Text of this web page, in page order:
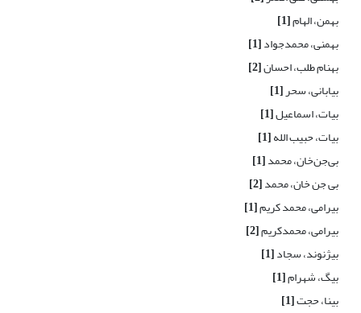
بهمن، الهام[1]
بهمنی، محمدجواد[1]
بهنام طلب، احسان[2]
بیابانی، سحر[1]
بیات، اسماعیل[1]
بیات، حبیب الله[1]
بی‌جن‌خان، محمد[1]
بی جن خان، محمد[2]
بیرامی، محمد کریم[1]
بیرامی، محمدکریم[2]
بیژنوند، سجاد[1]
بیگ، شهرام[1]
بینا، حجت[1]